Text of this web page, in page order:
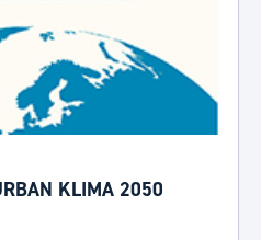
KLIMA 2050